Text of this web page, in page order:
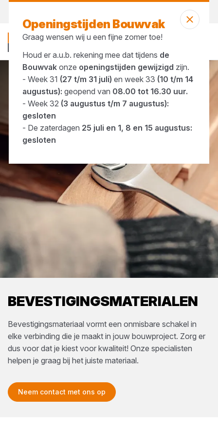
BEVESTIGINGSMATERIALEN
Bevestigingsmateriaal vormt een onmisbare schakel in
elke verbinding die je maakt in jouw bouwproject. Zorg er
dus voor dat je kiest voor kwaliteit! Onze specialisten
helpen je graag bij het juiste materiaal.
Neem contact met ons op
IJzerwaren Bevestigingsmaterialen
Openingstijden Bouwvak
Graag wensen wij u een fijne zomer toe!
Houd er a.u.b. rekening mee dat tijdens de
Bouwvakonze openingstijden gewijzigd zijn.
- Week 31 (27 t/m 31 juli) en week 33 (10 t/m 14
augustus): geopend van 08.00 tot 16.30 uur.
- Week 32 (3 augustus t/m 7 augustus):
gesloten
- De zaterdagen 25 juli en 1, 8 en 15 augustus:
gesloten